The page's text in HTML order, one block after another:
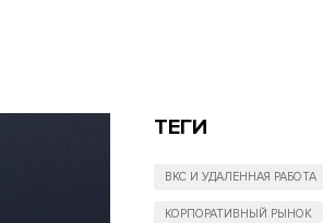
ТЕГИ
ВКС И УДАЛЕННАЯ РАБОТА
КОРПОРАТИВНЫЙ РЫНОК